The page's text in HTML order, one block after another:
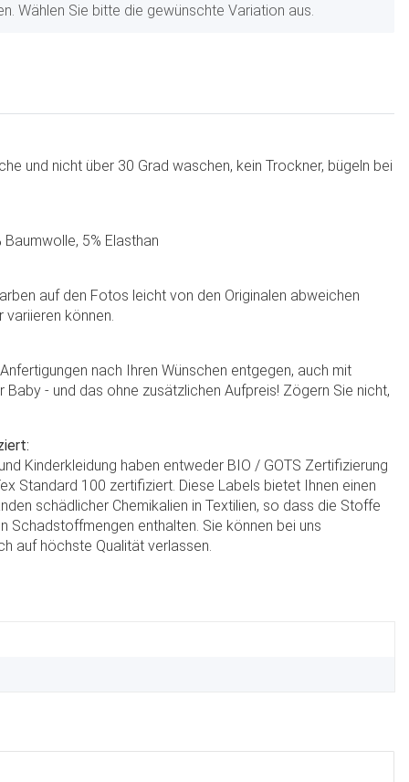
Wählen Sie bitte die gewünschte Variation aus.
und nicht über 30 Grad waschen, kein Trockner, bügeln bei
5% Elasthan
auf den Fotos leicht von den Originalen abweichen
können.
nach Ihren Wünschen entgegen, auch mit
- und das ohne zusätzlichen Aufpreis! Zögern Sie nicht,
Kinderkleidung haben entweder BIO / GOTS Zertifizierung
Standard 100 zertifiziert. Diese Labels bietet Ihnen einen
schädlicher Chemikalien in Textilien, so dass die Stoffe
Schadstoffmengen enthalten. Sie können bei uns
auf höchste Qualität verlassen.